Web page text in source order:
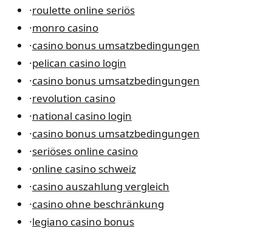
·roulette online seriös
·monro casino
·casino bonus umsatzbedingungen
·pelican casino login
·casino bonus umsatzbedingungen
·revolution casino
·national casino login
·casino bonus umsatzbedingungen
·seriöses online casino
·online casino schweiz
·casino auszahlung vergleich
·casino ohne beschränkung
·legiano casino bonus